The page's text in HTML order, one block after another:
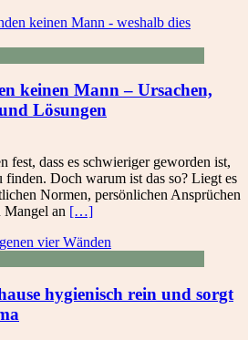
keinen Mann – Ursachen,
Lösungen
fest, dass es schwieriger geworden ist,
finden. Doch warum ist das so? Liegt es
Normen, persönlichen Ansprüchen
Mangel an […]
hygienisch rein und sorgt